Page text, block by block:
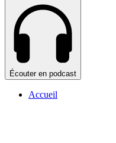
Écouter en podcast
Accueil